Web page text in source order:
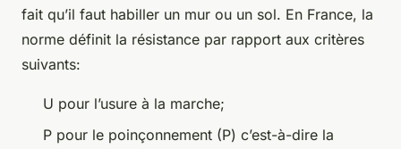
fait qu’il faut habiller un mur ou un sol. En France, la
norme définit la résistance par rapport aux critères
suivants:
U pour l’usure à la marche;
P pour le poinçonnement (P) c’est-à-dire la